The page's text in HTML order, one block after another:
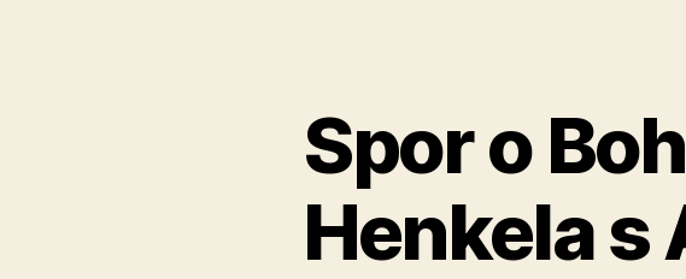
Spor o
Henkela s